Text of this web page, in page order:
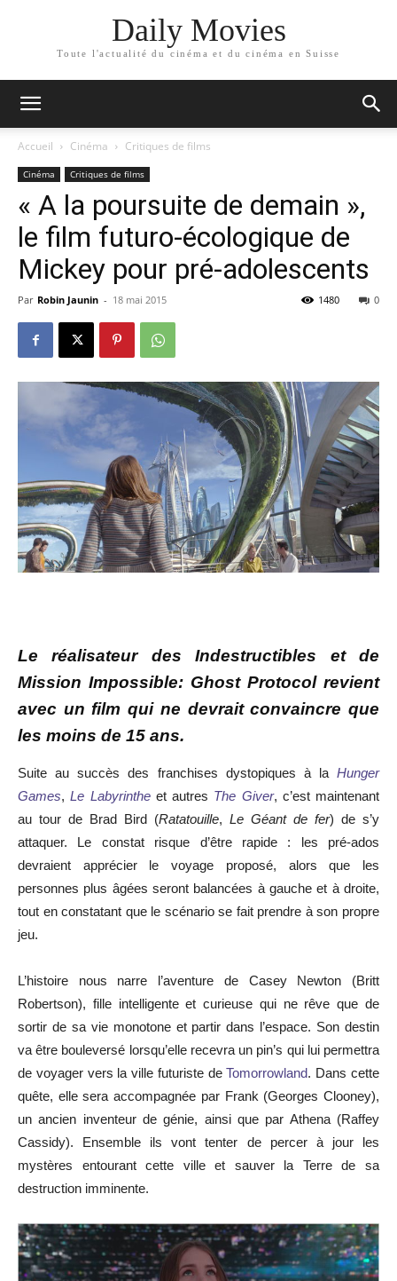
Daily Movies
Toute l'actualité du cinéma et du cinéma en Suisse
Accueil Cinéma Critiques de films
Cinéma Critiques de films
« A la poursuite de demain »,
le film futuro-écologique de
Mickey pour pré-adolescents
Par Robin Jaunin - 18 mai 2015 0
1480
Le réalisateur des Indestructibles et de
Mission Impossible: Ghost Protocol revient
avec un film qui ne devrait convaincre que
les moins de 15 ans.
Suite au succès des franchises dystopiques à la Hunger
Games,Le Labyrintheet autres The Giver, c’est maintenant
au tour de Brad Bird (Ratatouille, Le Géant de fer) de s’y
attaquer. Le constat risque d’être rapide : les pré-ados
devraient apprécier le voyage proposé, alors que les
personnes plus âgées seront balancées à gauche et à droite,
tout en constatant que le scénario se fait prendre à son propre
jeu.
L’histoire nous narre l’aventure de Casey Newton (Britt
Robertson), fille intelligente et curieuse qui ne rêve que de
sortir de sa vie monotone et partir dans l’espace. Son destin
va être bouleversé lorsqu’elle recevra un pin’s qui lui permettra
de voyager vers la ville futuriste deTomorrowland. Dans cette
quête, elle sera accompagnée par Frank (Georges Clooney),
un ancien inventeur de génie, ainsi que par Athena (Raffey
Cassidy). Ensemble ils vont tenter de percer à jour les
mystères entourant cette ville et sauver la Terre de sa
destruction imminente.